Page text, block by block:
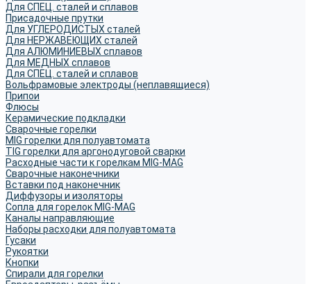
Для СПЕЦ. сталей и сплавов
Присадочные прутки
Для УГЛЕРОДИСТЫХ сталей
Для НЕРЖАВЕЮЩИХ сталей
Для АЛЮМИНИЕВЫХ сплавов
Для МЕДНЫХ сплавов
Для СПЕЦ. сталей и сплавов
Вольфрамовые электроды (неплавящиеся)
Припои
Флюсы
Керамические подкладки
Сварочные горелки
MIG горелки для полуавтомата
TIG горелки для аргонодуговой сварки
Расходные части к горелкам MIG-MAG
Сварочные наконечники
Вставки под наконечник
Диффузоры и изоляторы
Сопла для горелок MIG-MAG
Каналы направляющие
Наборы расходки для полуавтомата
Гусаки
Рукоятки
Кнопки
Спирали для горелки